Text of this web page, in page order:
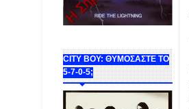
CITY BOY: ΘΥΜΟΣΑΣΤΕ ΤΟ
5-7-0-5;